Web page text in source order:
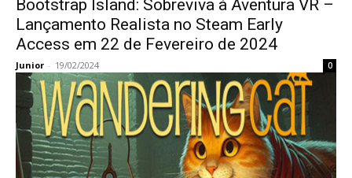
Bootstrap Island: Sobreviva à Aventura VR –
Lançamento Realista no Steam Early
Access em 22 de Fevereiro de 2024
Junior - 19/02/2024 0